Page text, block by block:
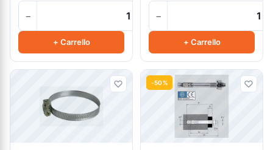
−
+ Carrello
−
+ Carrello
-50%